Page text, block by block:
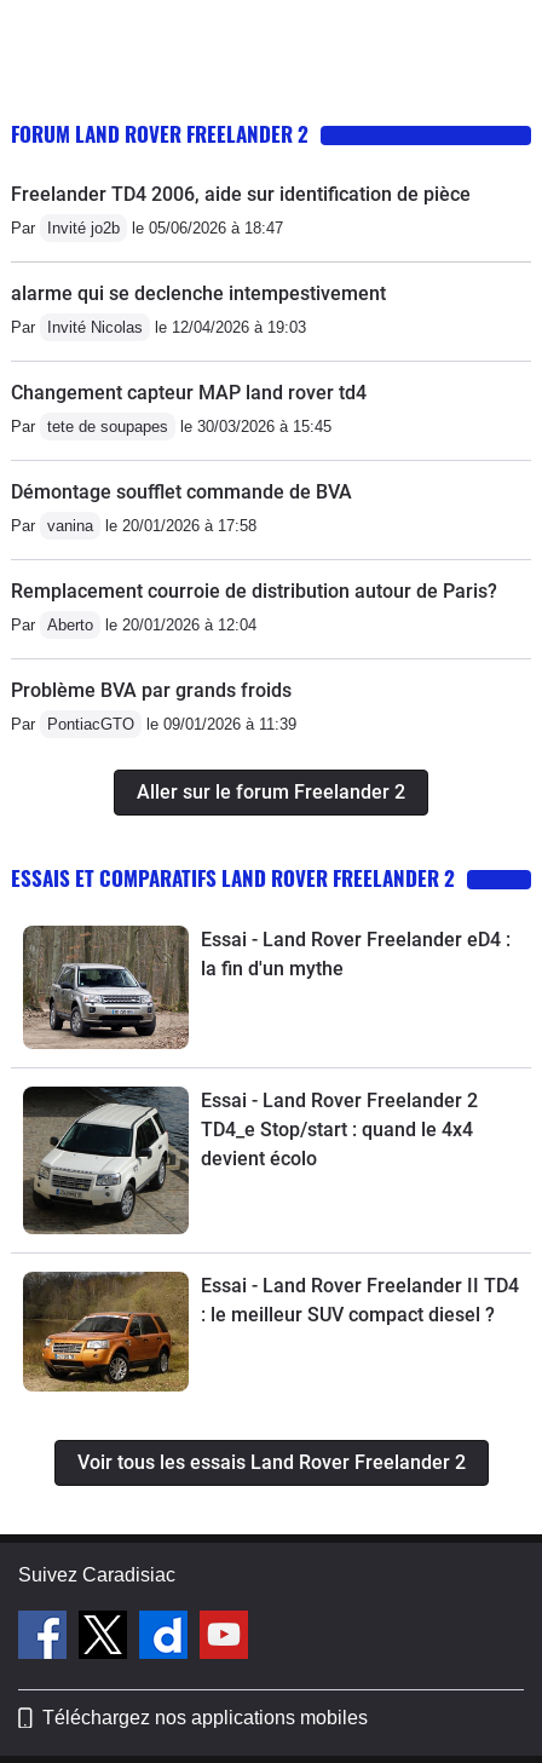
FORUM LAND ROVER FREELANDER 2
Freelander TD4 2006, aide sur identification de pièce
Par Invité jo2b le 05/06/2026 à 18:47
alarme qui se declenche intempestivement
Par Invité Nicolas le 12/04/2026 à 19:03
Changement capteur MAP land rover td4
Par tete de soupapes le 30/03/2026 à 15:45
Démontage soufflet commande de BVA
Par vanina le 20/01/2026 à 17:58
Remplacement courroie de distribution autour de Paris?
Par Aberto le 20/01/2026 à 12:04
Problème BVA par grands froids
Par PontiacGTO le 09/01/2026 à 11:39
Aller sur le forum Freelander 2
ESSAIS ET COMPARATIFS LAND ROVER FREELANDER 2
Essai - Land Rover Freelander eD4 :
la fin d'un mythe
Essai - Land Rover Freelander 2
TD4_e Stop/start : quand le 4x4
devient écolo
Essai - Land Rover Freelander II TD4
: le meilleur SUV compact diesel ?
Voir tous les essais Land Rover Freelander 2
Suivez Caradisiac
Téléchargez nos applications mobiles